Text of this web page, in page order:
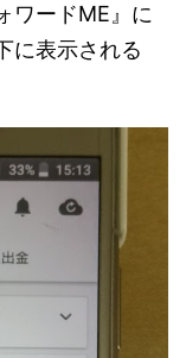
ワードME』に
に表示される